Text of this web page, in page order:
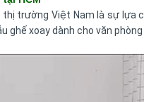
trường Việt Nam là sự lựa
xoay dành cho văn phòng